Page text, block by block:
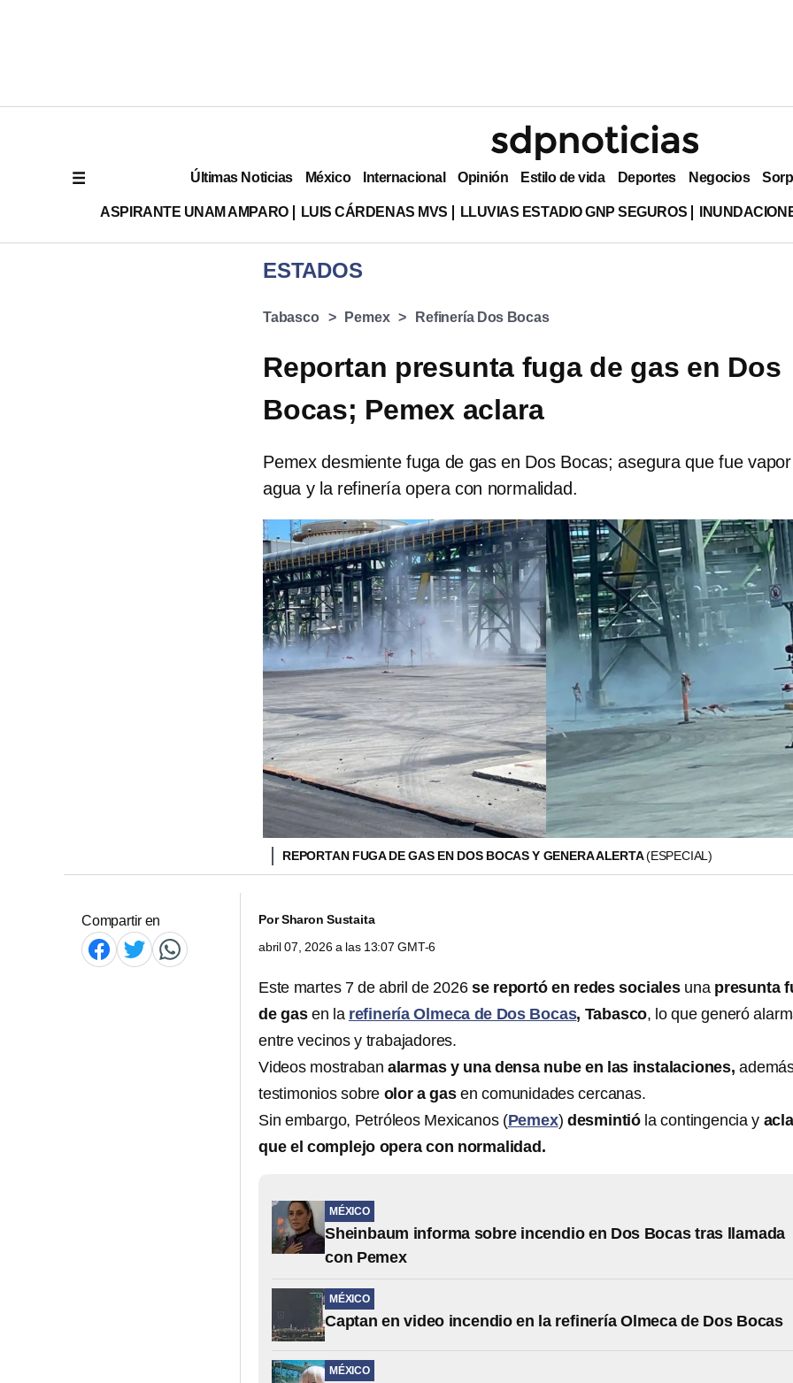
Últimas Noticias México Internacional Opinión Estilo de vida Deportes Negocios
ASPIRANTE UNAM AMPARO LUIS CÁRDENAS MVS LLUVIAS ESTADIO GNP SEGUROS
ESTADOS
Tabasco Pemex Refinería Dos Bocas
Reportan presunta fuga de gas en Dos
Bocas; Pemex aclara
Pemex desmiente fuga de gas en Dos Bocas; asegura que fue
agua y la refinería opera con normalidad.
REPORTAN FUGA DE GAS EN DOS BOCAS Y GENERA ALERTA(ESPECIAL)
Compartir en PorSharon Sustaita
abril 07, 2026 a las 13:07 GMT-6
Este martes 7 de abril de 2026 se reportó en redes socialesuna presunta
de gasen la refinería Olmeca de Dos Bocas, Tabasco, lo que generó
entre vecinos y trabajadores.
Videos mostraban alarmas y una densa nube en las instalaciones,
testimonios sobre olor a gasen comunidades cercanas.
Sin embargo, Petróleos Mexicanos (Pemex) desmintió la contingencia y
que el complejo opera con normalidad.
MÉXICO
Sheinbaum informa sobre incendio en Dos Bocas tras llamada
con Pemex
MÉXICO
Captan en video incendio en la refinería Olmeca de Dos Bocas
MÉXICO